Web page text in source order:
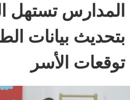
المدارس تستهل
بتحديث بيانات
توقعات الأسر